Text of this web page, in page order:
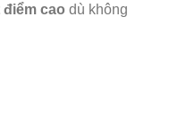
cao dù không